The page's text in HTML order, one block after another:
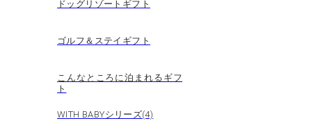
ドッグリゾートギフト
ゴルフ＆ステイギフト
こんなところに泊まれるギフ
ト
WITH BABYシリーズ(4)